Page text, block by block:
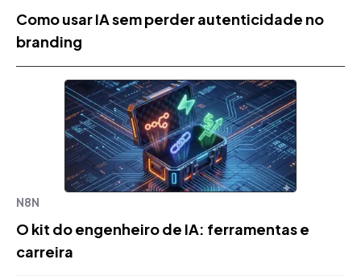
Como usar IA sem perder autenticidade no
branding
N8N
O kit do engenheiro de IA: ferramentas e
carreira